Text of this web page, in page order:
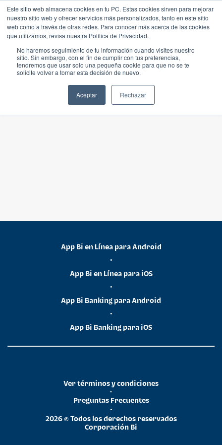
Este sitio web almacena cookies en tu PC. Estas cookies sirven para mejorar
nuestro sitio web y ofrecer servicios más personalizados, tanto en este sitio
web como a través de otras redes. Para conocer más acerca de las cookies
que utilizamos, revisa nuestra Política de Privacidad.
No haremos seguimiento de tu información cuando visites nuestro
sitio. Sin embargo, con el fin de cumplir con tus preferencias,
tendremos que usar solo una pequeña cookie para que no se te
solicite volver a tomar esta decisión de nuevo.
Aceptar Rechazar
App Bi en Línea para Android
•
App Bi en Línea para iOS
•
App Bi Banking para Android
•
App Bi Banking para iOS
2026 © Todos los derechos reservados
Corporación Bi
•
Preguntas Frecuentes
•
Ver términos y condiciones